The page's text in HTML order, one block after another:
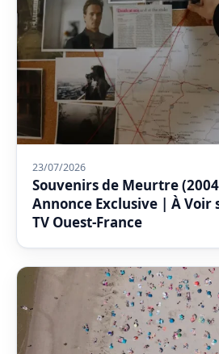
23/07/2026
Souvenirs de Meurtre
Annonce Exclusive | À
TV Ouest-France